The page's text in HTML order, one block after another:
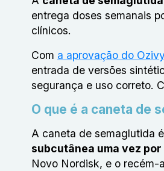
entrega doses semanais
clínicos.
Com a aprovação do
entrada de versões
segurança e uso correto.
O que é a caneta de
A caneta de semaglutida
subcutânea uma vez por
Novo Nordisk, e o recém-